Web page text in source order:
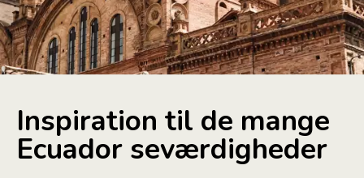
Inspiration til de mange
Ecuador seværdigheder